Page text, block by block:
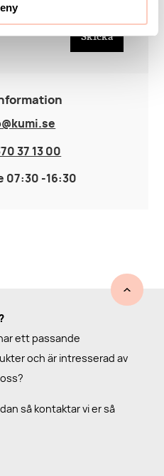
Skicka
37 13 00
07:30 -16:30
ett passande
och är intresserad av
så kontaktar vi er så